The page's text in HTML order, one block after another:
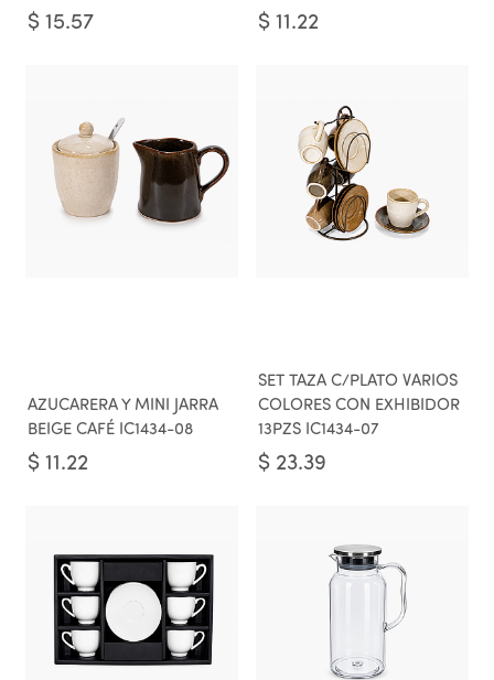
$ 15.57 $ 11.22
AZUCARERA Y MINI JARRA
BEIGE CAFÉ IC1434-08
$ 11.22
SET TAZA C/PLATO VARIOS
COLORES CON EXHIBIDOR
13PZS IC1434-07
$ 23.39